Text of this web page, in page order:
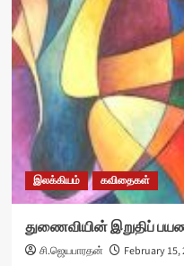
இலக்கியம் கவிதைகள்
துணைவியின் இறுதிப்
சி.ஜெயபாரதன் February 15,